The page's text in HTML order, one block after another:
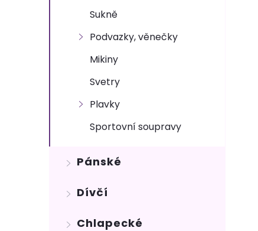
Sukně
Podvazky, věnečky
Mikiny
Svetry
Plavky
Sportovní soupravy
Pánské
Dívčí
Chlapecké